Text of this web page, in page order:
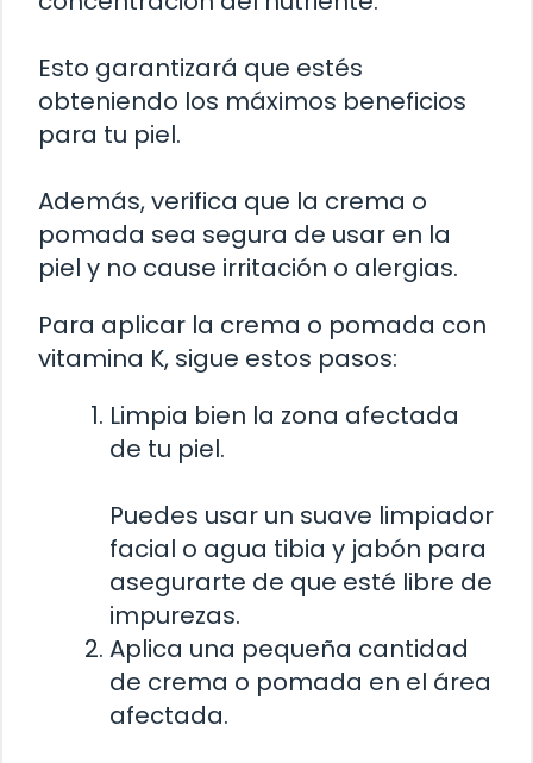
Esto garantizará que estés
obteniendo los máximos beneficios
para tu piel.
Además, verifica que la crema o
pomada sea segura de usar en la
piel y no cause irritación o alergias.
Para aplicar la crema o pomada con
vitamina K, sigue estos pasos:
Limpia bien la zona afectada
de tu piel.
Puedes usar un suave limpiador
facial o agua tibia y jabón para
asegurarte de que esté libre de
impurezas.
Aplica una pequeña cantidad
de crema o pomada en el área
afectada.